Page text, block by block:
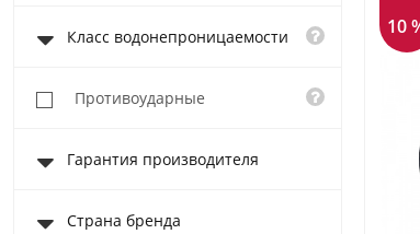
Swiss Military Hanowa
Класс водонепроницаемости
Противоударные
Гарантия производителя
Страна бренда
10